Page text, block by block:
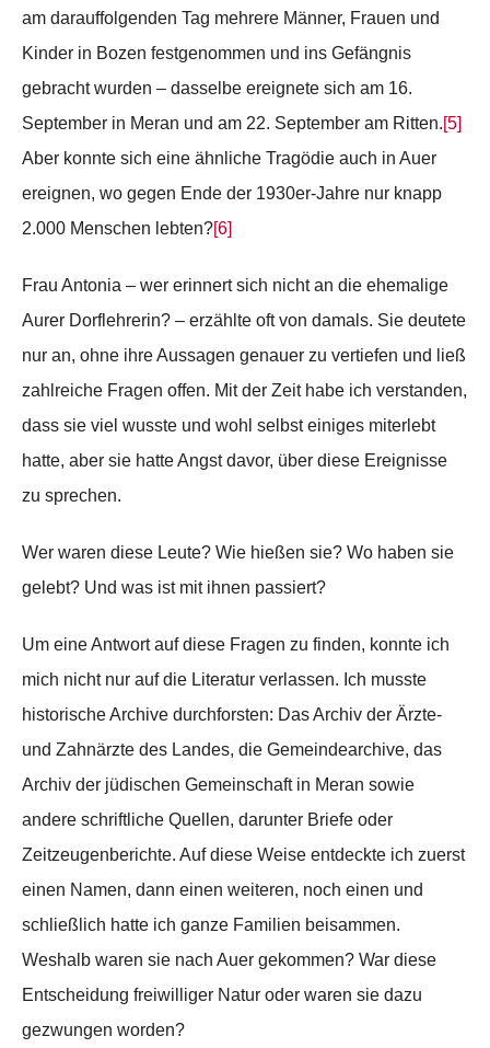
am darauffolgenden Tag mehrere Männer, Frauen und
Kinder in Bozen festgenommen und ins Gefängnis
gebracht wurden – dasselbe ereignete sich am 16.
September in Meran und am 22. September am Ritten.[5]
Aber konnte sich eine ähnliche Tragödie auch in Auer
ereignen, wo gegen Ende der 1930er-Jahre nur knapp
2.000 Menschen lebten?[6]
Frau Antonia – wer erinnert sich nicht an die ehemalige
Aurer Dorflehrerin? – erzählte oft von damals. Sie deutete
nur an, ohne ihre Aussagen genauer zu vertiefen und ließ
zahlreiche Fragen offen. Mit der Zeit habe ich verstanden,
dass sie viel wusste und wohl selbst einiges miterlebt
hatte, aber sie hatte Angst davor, über diese Ereignisse
zu sprechen.
Wer waren diese Leute? Wie hießen sie? Wo haben sie
gelebt? Und was ist mit ihnen passiert?
Um eine Antwort auf diese Fragen zu finden, konnte ich
mich nicht nur auf die Literatur verlassen. Ich musste
historische Archive durchforsten: Das Archiv der Ärzte-
und Zahnärzte des Landes, die Gemeindearchive, das
Archiv der jüdischen Gemeinschaft in Meran sowie
andere schriftliche Quellen, darunter Briefe oder
Zeitzeugenberichte. Auf diese Weise entdeckte ich zuerst
einen Namen, dann einen weiteren, noch einen und
schließlich hatte ich ganze Familien beisammen.
Weshalb waren sie nach Auer gekommen? War diese
Entscheidung freiwilliger Natur oder waren sie dazu
gezwungen worden?